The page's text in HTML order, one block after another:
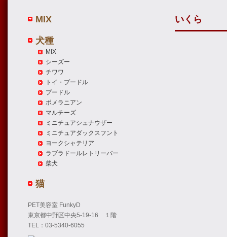
いくら
MIX
犬種
MIX
シーズー
チワワ
トイ・プードル
プードル
ポメラニアン
マルチーズ
ミニチュアシュナウザー
ミニチュアダックスフント
ヨークシャテリア
ラブラドールレトリーバー
柴犬
猫
PET美容室 FunkyD
東京都中野区中央5-19-16 １階
TEL：03-5340-6055